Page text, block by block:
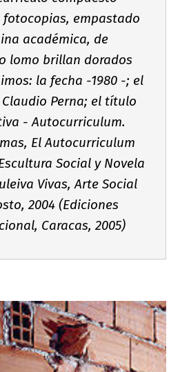
fotocopias, empastado
académica, de
lomo brillan dorados
la fecha -1980 -; el
Perna; el tí­tulo
- Autocurriculum.
El Autocurriculum
Social y Novela
Vivas, Arte Social
2004 (Ediciones
Caracas, 2005)